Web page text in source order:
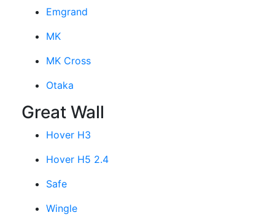
Emgrand
MK
MK Cross
Otaka
Great Wall
Hover H3
Hover H5 2.4
Safe
Wingle